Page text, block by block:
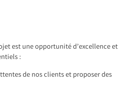
est une opportunité d’excellence et
:
de nos clients et proposer des